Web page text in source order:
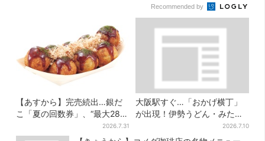
Recommended by
【あすから】完売続出…銀だ
こ「夏の回数券」、“最大2811
2026.7.31
大阪駅すぐ…「おかげ横丁」
が出現！伊勢うどん・みたら
しだんご・かき氷など、名物
グルメが集結
2026.7.10